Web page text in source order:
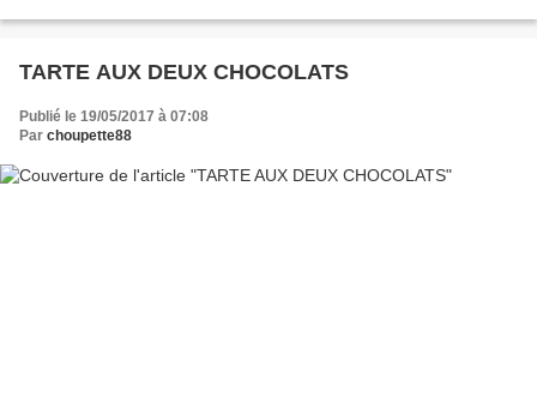
TARTE AUX DEUX CHOCOLATS
Publié le 19/05/2017 à 07:08
Par choupette88